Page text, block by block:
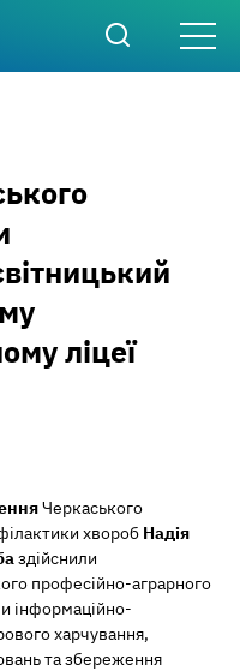
ліцеї
Черкаського
хвороб Надія
здійснили
професійно-аграрного
інформаційно-
харчування,
та збереження